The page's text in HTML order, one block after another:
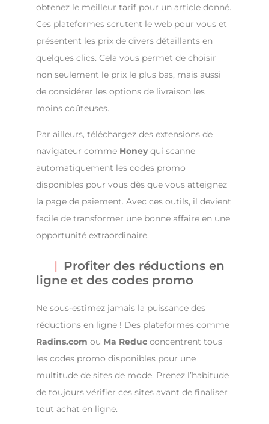
obtenez le meilleur tarif pour un article donné.
Ces plateformes scrutent le web pour vous et
présentent les prix de divers détaillants en
quelques clics. Cela vous permet de choisir
non seulement le prix le plus bas, mais aussi
de considérer les options de livraison les
moins coûteuses.
Par ailleurs, téléchargez des extensions de
navigateur comme Honeyqui scanne
automatiquement les codes promo
disponibles pour vous dès que vous atteignez
la page de paiement. Avec ces outils, il devient
facile de transformer une bonne affaire en une
opportunité extraordinaire.
Profiter des réductions en
ligne et des codes promo
Ne sous-estimez jamais la puissance des
réductions en ligne ! Des plateformes comme
Radins.com ou Ma Reduc concentrent tous
les codes promo disponibles pour une
multitude de sites de mode. Prenez l’habitude
de toujours vérifier ces sites avant de finaliser
tout achat en ligne.